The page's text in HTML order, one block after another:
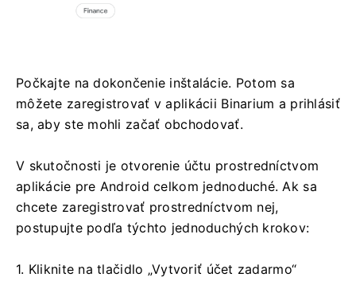
Počkajte na dokončenie inštalácie. Potom sa
môžete zaregistrovať v aplikácii Binarium a prihlásiť
sa, aby ste mohli začať obchodovať.
V skutočnosti je otvorenie účtu prostredníctvom
aplikácie pre Android celkom jednoduché. Ak sa
chcete zaregistrovať prostredníctvom nej,
postupujte podľa týchto jednoduchých krokov:
1. Kliknite na tlačidlo „Vytvoriť účet zadarmo“